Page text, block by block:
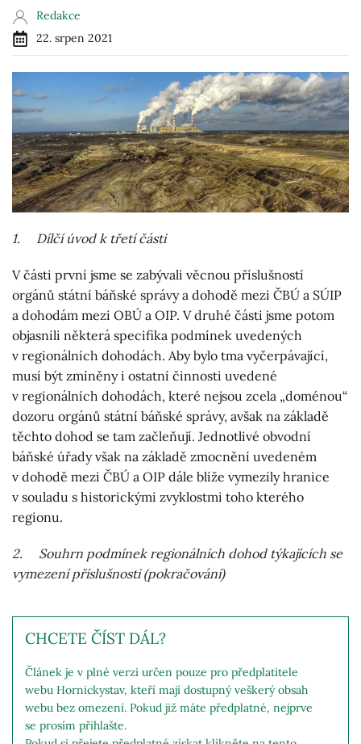
Redakce
22. srpen 2021
1. Dílčí úvod k třetí části
V části první jsme se zabývali věcnou příslušností
orgánů státní báňské správy a dohodě mezi ČBÚ a SÚIP
a dohodám mezi OBÚ a OIP. V druhé části jsme potom
objasnili některá specifika podmínek uvedených
v regionálních dohodách. Aby bylo tma vyčerpávající,
musí být zmíněny i ostatní činnosti uvedené
v regionálních dohodách, které nejsou zcela „doménou“
dozoru orgánů státní báňské správy, avšak na základě
těchto dohod se tam začleňují. Jednotlivé obvodní
báňské úřady však na základě zmocnění uvedeném
v dohodě mezi ČBÚ a OIP dále blíže vymezily hranice
v souladu s historickými zvyklostmi toho kterého
regionu.
2. Souhrn podmínek regionálních dohod týkajících se
vymezení příslušnosti (pokračování)
CHCETE ČÍST DÁL?
Článek je v plné verzi určen pouze pro předplatitele
webu Hornickystav, kteří mají dostupný veškerý obsah
webu bez omezení. Pokud již máte předplatné, nejprve
se prosím přihlašte.